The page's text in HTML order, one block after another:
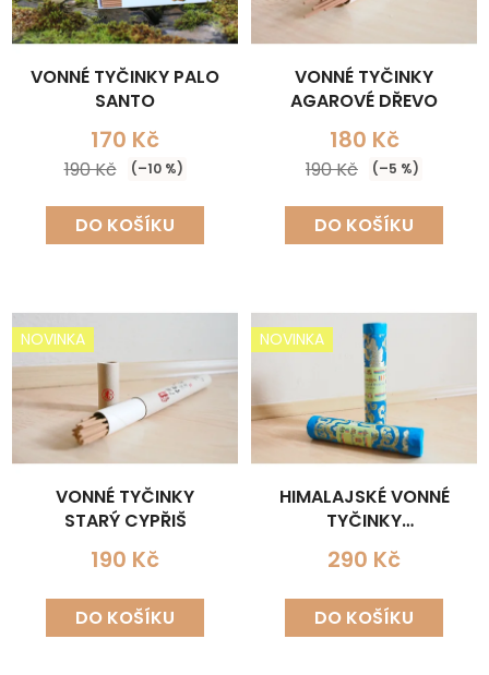
VONNÉ TYČINKY PALO
SANTO
170 Kč
190 Kč (–10 %)
DO KOŠÍKU
VONNÉ TYČINKY
AGAROVÉ DŘEVO
180 Kč
190 Kč (–5 %)
DO KOŠÍKU
NOVINKA
VONNÉ TYČINKY
STARÝ CYPŘIŠ
190 Kč
DO KOŠÍKU
NOVINKA
HIMALAJSKÉ VONNÉ
TYČINKY
SANDALWOOD
INSENCE
290 Kč
DO KOŠÍKU